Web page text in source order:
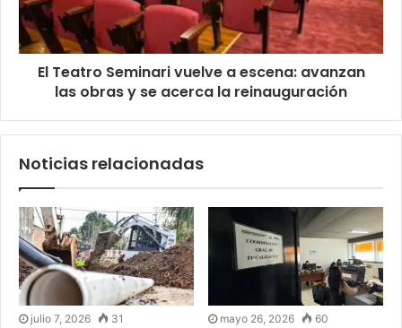
El Teatro Seminari vuelve a escena: avanzan
las obras y se acerca la reinauguración
Noticias relacionadas
julio 7, 2026 31 mayo 26, 2026 60